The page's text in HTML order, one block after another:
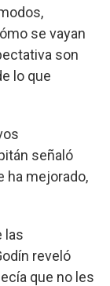
se vayan
son
lo que
señaló
ha mejorado,
las
reveló
que no les